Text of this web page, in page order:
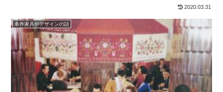
2020.03.31
名作家具やデザインの話